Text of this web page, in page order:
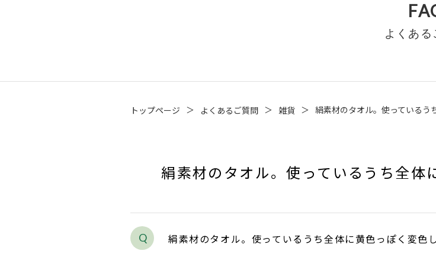
よくある
トップページ ＞ よくあるご質問 ＞ 雑貨 ＞ 絹素材のタオル。使っているう
絹素材のタオル。使っているうち全体
絹素材のタオル。使っているうち全体に黄色っぽく変色